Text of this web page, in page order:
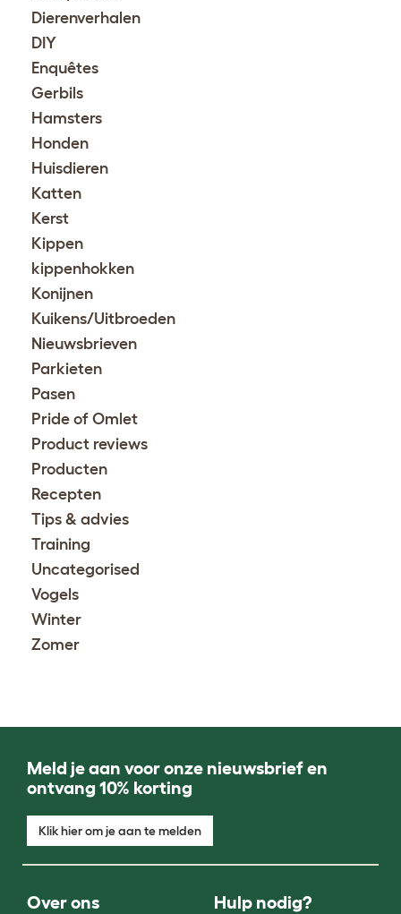
Dierenverhalen
DIY
Enquêtes
Gerbils
Hamsters
Honden
Huisdieren
Katten
Kerst
Kippen
kippenhokken
Konijnen
Kuikens/Uitbroeden
Nieuwsbrieven
Parkieten
Pasen
Pride of Omlet
Product reviews
Producten
Recepten
Tips & advies
Training
Uncategorised
Vogels
Winter
Zomer
Meld je aan voor onze nieuwsbrief en
ontvang 10% korting
Klik hier om je aan te melden
Over ons Hulp nodig?